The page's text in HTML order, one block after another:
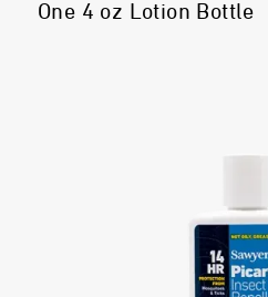
One 4 oz Lotion Bottle